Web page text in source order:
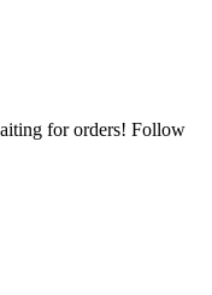
for orders! Follow